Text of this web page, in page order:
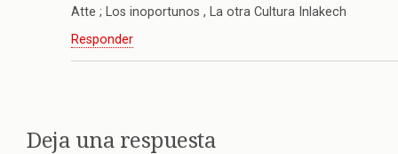
Atte ; Los inoportunos , La otra Cultura Inlakech
Responder
Deja una respuesta